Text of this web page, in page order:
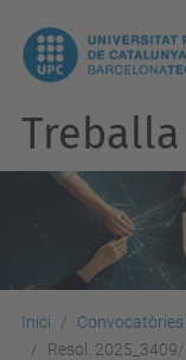
Treballa
Inici Convocatòries
Resol. 2025_3409/